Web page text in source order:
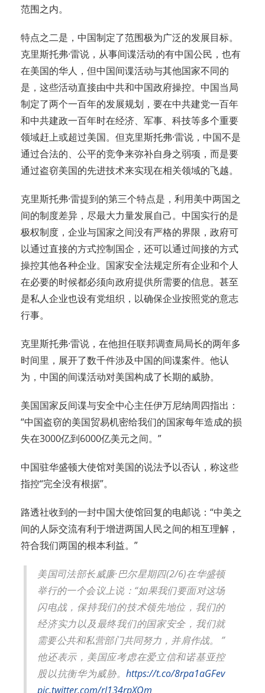
范围之内。
特点之二是，中国制定了范围极为广泛的发展目标。
克里斯托弗·雷说，从事间谍活动的有中国公民，也有
在美国的华人，但中国间谍活动与其他国家不同的
是，这些活动直接由中共和中国政府操控。中国当局
制定了两个一百年的发展规划，要在中共建党一百年
和中共建政一百年时在经济、军事、科技等多个重要
领域赶上或超过美国。但克里斯托弗·雷说，中国不是
通过合法的、公平的竞争来弥补自身之弱项，而是要
通过盗窃美国的先进技术来实现在相关领域的飞越。
克里斯托弗·雷提到的第三个特点是，利用美中两国之
间的制度差异，尽最大力量发展自己。中国实行的是
极权制度，企业与国家之间没有严格的界限，政府可
以通过直接的方式控制国企，还可以通过间接的方式
操控其他各种企业。国家安全法规定所有企业和个人
在必要的时候都必须向政府提供所需要的信息。甚至
是私人企业也设有党组织，以确保企业按照党的意志
行事。
克里斯托弗·雷说，在他担任联邦调查局局长的两年多
时间里，展开了数千件涉及中国的间谍案件。他认
为，中国的间谍活动对美国构成了长期的威胁。
美国国家反间谍与安全中心主任伊万尼纳周四指出：
“中国盗窃的美国贸易机密给我们的国家每年造成的损
失在3000亿到6000亿美元之间。”
中国驻华盛顿大使馆对美国的说法予以否认，称这些
指控“完全没有根据”。
路透社收到的一封中国大使馆回复的电邮说：“中美之
间的人际交流有利于增进两国人民之间的相互理解，
符合我们两国的根本利益。”
美国司法部长威廉·巴尔星期四(2/6)在华盛顿
举行的一个会议上说：“如果我们要面对这场
闪电战，保持我们的技术领先地位，我们的
经济实力以及最终我们的国家安全，我们就
需要公共和私营部门共同努力，并肩作战。 ”
他还表示，美国应考虑在爱立信和诺基亚控
股以抗衡华为威胁。https://t.co/8rpa1aGFev
pic.twitter.com/rJ134rpXOm